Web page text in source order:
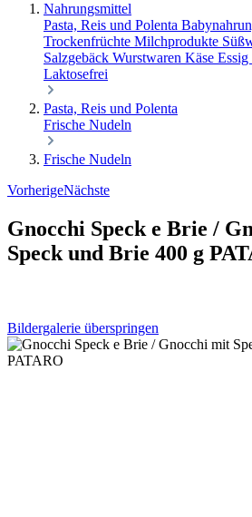
Nahrungsmittel
Pasta, Reis und Polenta
Trockenfrüchte Milchprodukte
Salzgebäck Wurstwaren Käse
Laktosefrei
Pasta, Reis und Polenta
Frische Nudeln
Frische Nudeln
VorherigeNächste
Gnocchi Speck e Brie /
Speck und Brie 400 g
Bildergalerie überspringen